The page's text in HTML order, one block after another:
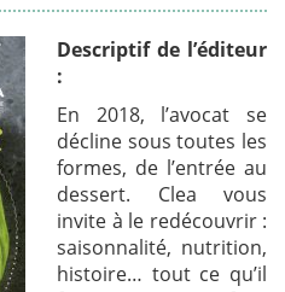
Descriptif de l’éditeur
:
En 2018, l’avocat se
décline sous toutes les
formes, de l’entrée au
dessert. Clea vous
invite à le redécouvrir :
saisonnalité, nutrition,
histoire… tout ce qu’il